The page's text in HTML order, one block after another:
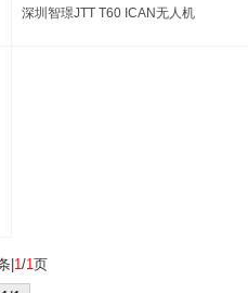
深圳智璟JTT T60 ICAN无人机
| 1/1页